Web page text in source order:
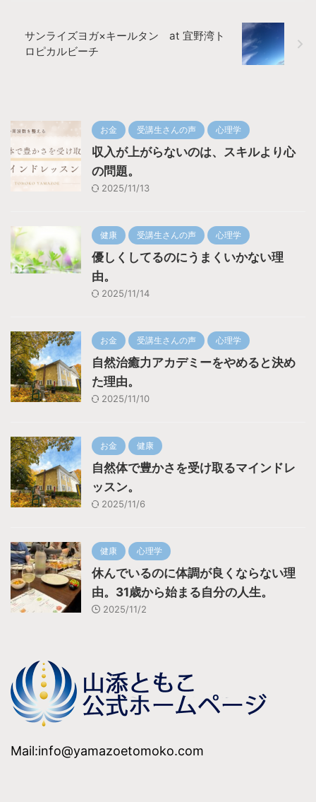
サンライズヨガ×キールタン at 宜野湾ト
ロピカルビーチ
お金 受講生さんの声 心理学
収入が上がらないのは、スキルより心
の問題。
2025/11/13
健康 受講生さんの声 心理学
優しくしてるのにうまくいかない理
由。
2025/11/14
お金 受講生さんの声 心理学
自然治癒力アカデミーをやめると決め
た理由。
2025/11/10
お金 健康
自然体で豊かさを受け取るマインドレ
ッスン。
2025/11/6
健康 心理学
休んでいるのに体調が良くならない理
由。31歳から始まる自分の人生。
2025/11/2
Mail:info@yamazoetomoko.com